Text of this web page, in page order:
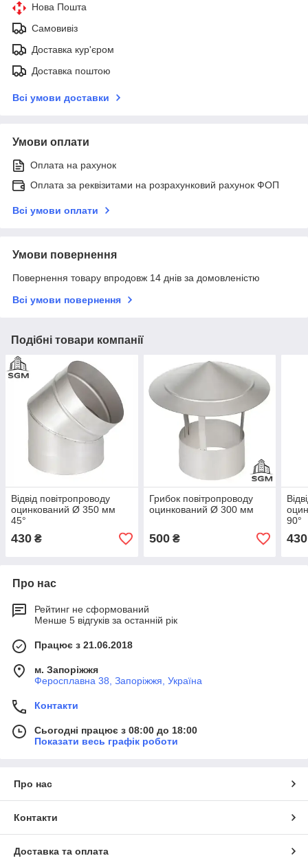
Нова Пошта
Самовивіз
Доставка кур'єром
Доставка поштою
Всі умови доставки
Умови оплати
Оплата на рахунок
Оплата за реквізитами на розрахунковий рахунок ФОП
Всі умови оплати
Умови повернення
Повернення товару впродовж 14 днів за домовленістю
Всі умови повернення
Подібні товари компанії
Відвід повітропроводу
оцинкований Ø 350 мм
45°
430 ₴
Грибок повітропроводу
оцинкований Ø 300 мм
500₴
90°
430
Про нас
Рейтинг не сформований
Менше 5 відгуків за останній рік
Працює з 21.06.2018
м. Запоріжжя
Феросплавна 38, Запоріжжя, Україна
Контакти
Сьогодні працює з 08:00 до 18:00
Показати весь графік роботи
Про нас
Контакти
Доставка та оплата